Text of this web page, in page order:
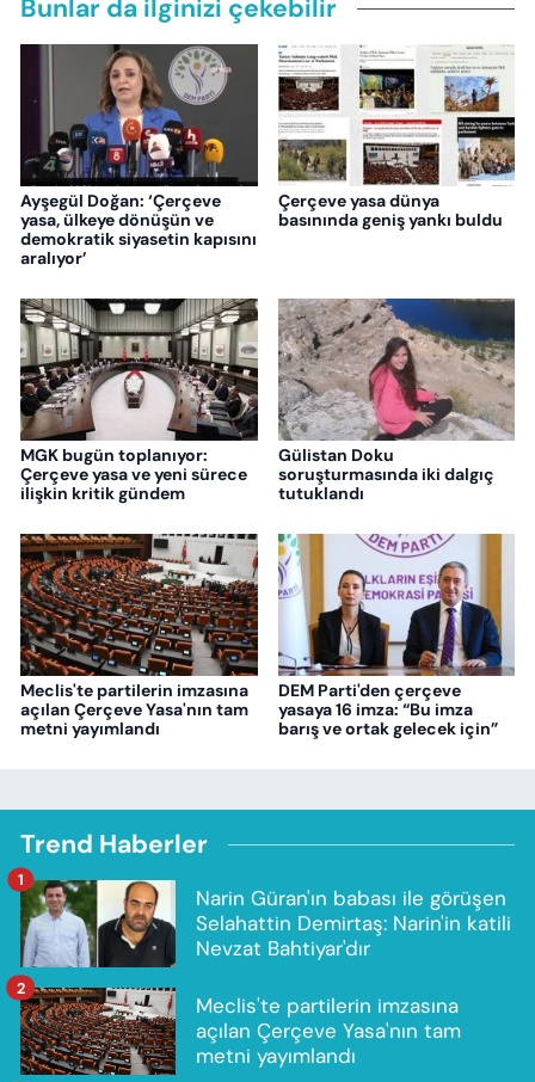
Bunlar da ilginizi çekebilir
Ayşegül Doğan: ‘Çerçeve
yasa, ülkeye dönüşün ve
demokratik siyasetin kapısını
aralıyor’
Çerçeve yasa dünya
basınında geniş yankı buldu
MGK bugün toplanıyor:
Çerçeve yasa ve yeni sürece
ilişkin kritik gündem
Gülistan Doku
soruşturmasında iki dalgıç
tutuklandı
Meclis'te partilerin imzasına
açılan Çerçeve Yasa'nın tam
metni yayımlandı
DEM Parti'den çerçeve
yasaya 16 imza: “Bu imza
barış ve ortak gelecek için”
Trend Haberler
Narin Güran'ın babası ile görüşen
Selahattin Demirtaş: Narin'in katili
Nevzat Bahtiyar'dır
1
Meclis'te partilerin imzasına
açılan Çerçeve Yasa'nın tam
metni yayımlandı
2